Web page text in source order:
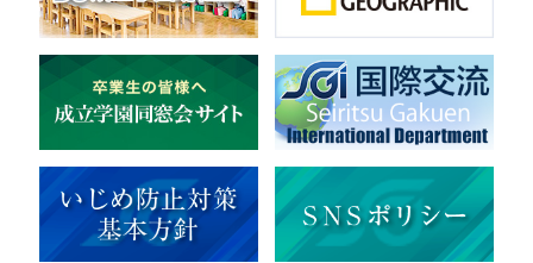
美術
マルチメディア
ライフワーク
新日本芸能
宇宙探究
赤門倶楽部